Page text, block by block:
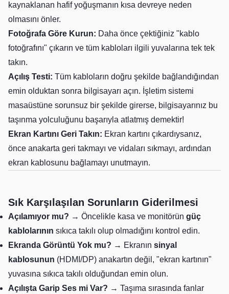
kaynaklanan hafif yoğuşmanın kısa devreye neden
olmasını önler.
Fotoğrafa Göre Kurun: Daha önce çektiğiniz "kablo
fotoğrafını" çıkarın ve tüm kabloları ilgili yuvalarına tek tek
takın.
Açılış Testi: Tüm kabloların doğru şekilde bağlandığından
emin olduktan sonra bilgisayarı açın. İşletim sistemi
masaüstüne sorunsuz bir şekilde girerse, bilgisayarınız bu
taşınma yolculuğunu başarıyla atlatmış demektir!
Ekran Kartını Geri Takın: Ekran kartını çıkardıysanız,
önce anakarta geri takmayı ve vidaları sıkmayı, ardından
ekran kablosunu bağlamayı unutmayın.
Sık Karşılaşılan Sorunların Giderilmesi
Açılamıyor mu? → Öncelikle kasa ve monitörün güç
kablolarının sıkıca takılı olup olmadığını kontrol edin.
Ekranda Görüntü Yok mu? → Ekranın sinyal
kablosunun (HDMI/DP) anakartın değil, "ekran kartının"
yuvasına sıkıca takılı olduğundan emin olun.
Açılışta Garip Ses mi Var? → Taşıma sırasında fanlar